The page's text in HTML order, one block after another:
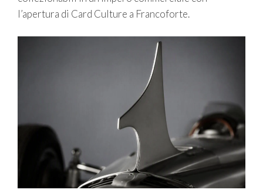
l’apertura di Card Culture a Francoforte.